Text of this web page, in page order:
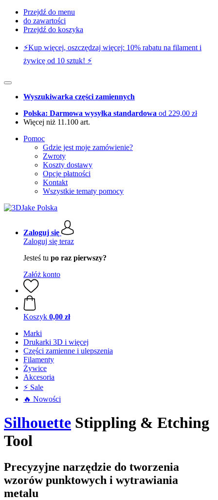
Przejdź do menu
do zawartości
Przejdź do koszyka
⚡️Kup więcej, oszczędzaj więcej: 10% rabatu na filament i
żywicę od 10 sztuk! ⚡️
Wyszukiwarka części zamiennych
Polska: Darmowa wysyłka standardowa od 229,00 zł
Więcej niż 11.100 art.
Pomoc
Gdzie jest moje zamówienie?
Zwroty
Koszty dostawy
Opcje płatności
Kontakt
Wszystkie tematy pomocy
Zaloguj się
Zaloguj się teraz
Jesteś tu po raz pierwszy?
Załóż konto
Koszyk 0,00 zł
Marki
Drukarki 3D i więcej
Części zamienne i ulepszenia
Filamenty
Żywice
Akcesoria
⚡ Sale
🔥 Nowości
Silhouette Stippling & Etching
Tool
Precyzyjne narzędzie do tworzenia
wzorów punktowych i wytrawiania
metalu